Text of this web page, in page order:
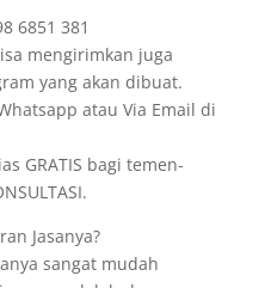
6851 381
mengirimkan juga
yang akan dibuat.
atau Via Email di
GRATIS bagi temen-
Jasanya?
sangat mudah